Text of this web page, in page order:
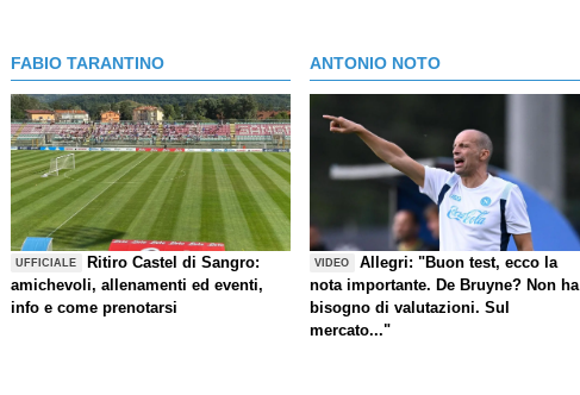
FABIO TARANTINO
UFFICIALE
Ritiro Castel di Sangro:
amichevoli, allenamenti ed eventi,
info e come prenotarsi
ANTONIO NOTO
VIDEO
Allegri: "Buon test, ecco la
nota importante. De Bruyne? Non ha
bisogno di valutazioni. Sul
mercato..."